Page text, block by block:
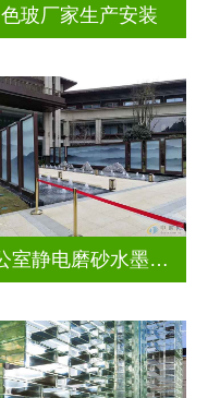
色玻厂家生产安装
办公室静电磨砂水墨山水画玻璃